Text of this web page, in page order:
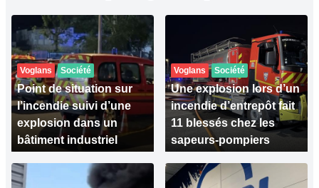
Voglans Société
Point de situation sur
l’incendie suivi d’une
explosion dans un
bâtiment industriel
Voglans Société
Une explosion lors d’un
incendie d’entrepôt fait
11 blessés chez les
sapeurs-pompiers